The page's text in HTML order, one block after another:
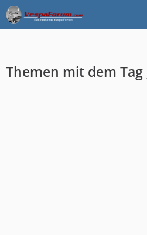
Themen mit dem Tag